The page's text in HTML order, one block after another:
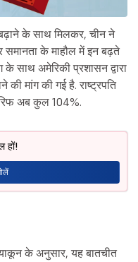
बढ़ाने के साथ मिलकर, चीन ने
के माहौल में इन बढ़ते
के साथ अमेरिकी प्रशासन द्वारा
मांग की गई है. राष्ट्रपति
अब कुल 104%.
हों!
के अनुसार, यह बातचीत